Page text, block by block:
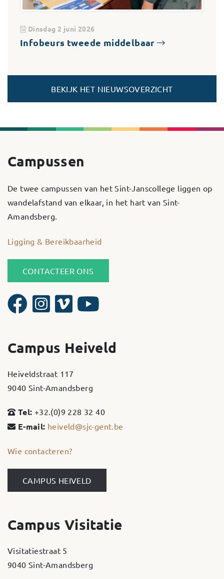
Dinsdag 2 juni 2026
Infobeurs tweede middelbaar
BEKIJK HET NIEUWSOVERZICHT
Campussen
De twee campussen van het Sint-Janscollege liggen op
wandelafstand van elkaar, in het hart van Sint-
Amandsberg.
Ligging & Bereikbaarheid
CONTACTEER ONS
Campus Heiveld
Heiveldstraat 117
9040 Sint-Amandsberg
Tel: +32.(0)9 228 32 40
E-mail: heiveld@sjc-gent.be
Wie contacteren?
CAMPUS HEIVELD
Campus Visitatie
Visitatiestraat 5
9040 Sint-Amandsberg